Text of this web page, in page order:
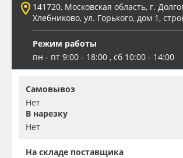
Oracal 641
Orajet 3640
ПЭТ листовой
141720, Московская область, г.
Хлебниково, ул. Горького, дом 1,
Режим работы
пн - пт 9:00 - 18:00 , сб 10:00 - 14:00
Самовывоз
Нет
В нарезку
Нет
На складе поставщика